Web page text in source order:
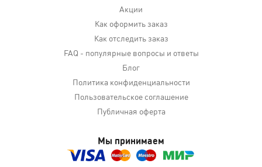
Акции
Как оформить заказ
Как отследить заказ
FAQ - популярные вопросы и ответы
Блог
Политика конфиденциальности
Пользовательское соглашение
Публичная оферта
Мы принимаем